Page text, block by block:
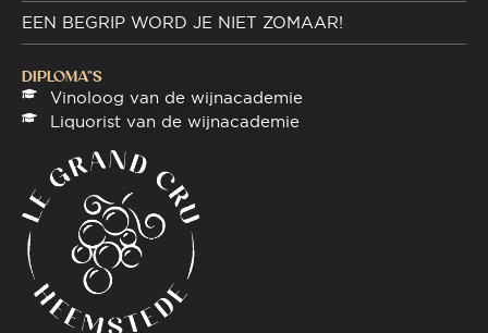
EEN BEGRIP WORD JE NIET ZOMAAR!
DIPLOMA"S
Vinoloog van de wijnacademie
Liquorist van de wijnacademie